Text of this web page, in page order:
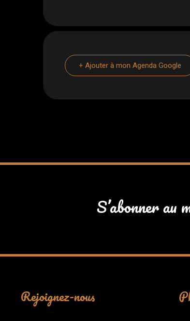
+ Ajouter à mon Agenda Google
S’abonner au
Rejoignez-nous